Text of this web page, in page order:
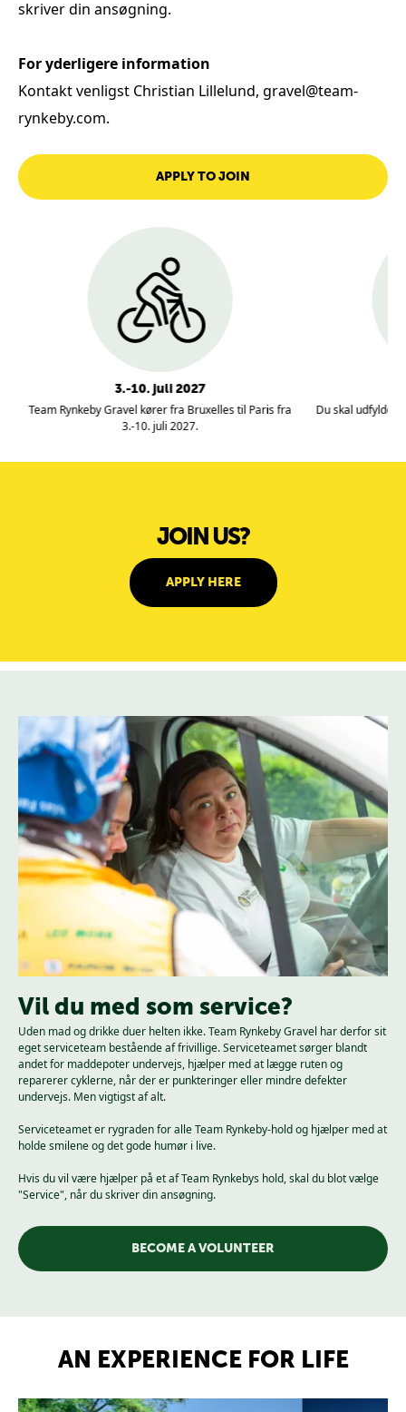
skriver din ansøgning.
For yderligere information
Kontakt venligst Christian Lillelund, gravel@team-
rynkeby.com.
APPLY TO JOIN
3.-10. juli 2027
Team Rynkeby Gravel kører fra Bruxelles til Paris fra
3.-10. juli 2027.
Du skal udfylde
JOIN US?
APPLY HERE
Vil du med som service?
Uden mad og drikke duer helten ikke.Team Rynkeby Gravel har derfor sit
eget serviceteam bestående af frivillige.Serviceteamet sørger blandt
andet for maddepoter undervejs, hjælper med at lægge ruten og
reparerer cyklerne, når der er punkteringer eller mindre defekter
undervejs. Men vigtigst af alt.
Serviceteamet er rygraden for alle Team Rynkeby-hold og hjælper med at
holde smilene og det gode humør i live.
Hvis du vil være hjælper på et af Team Rynkebys hold, skal du blot vælge
"Service", når du skriver din ansøgning.
BECOME A VOLUNTEER
AN EXPERIENCE FOR LIFE